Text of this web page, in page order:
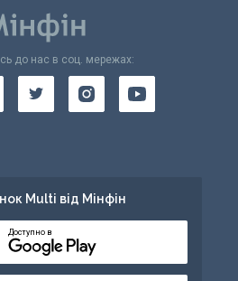
до нас в соц. мережах:
Multi від Мінфін
Доступно в